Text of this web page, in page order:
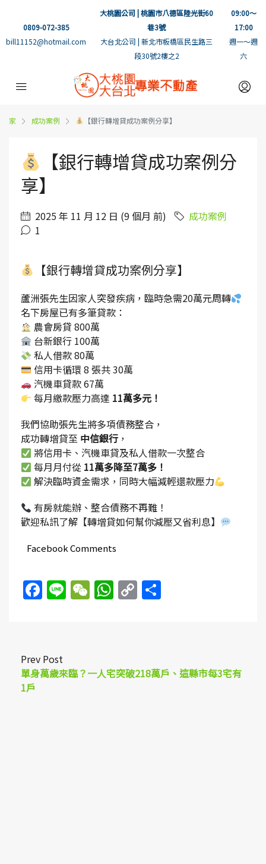
0809-072-385
bill11152@hotmail.com
大桃園公司 | 桃園市八德區陸光街60
巷3號
大台北公司 | 新北市板橋區民生路三
段30號2樓之2
09:00～
17:00
週一～週
六
家 成功案例 【銀行轉增貸成功案例分享】
【銀行轉增貸成功案例分
享】
2025 年 11 月 12 日 (9 個月 前)
成功案例
1
【銀行轉增貸成功案例分享】
蘆洲張先生因家人突發疾病，臨時急需20萬元周轉
名下房屋已有多筆貸款：
農會房貸 800萬
台新銀行 100萬
私人借款 80萬
信用卡循環 8 張共 30萬
汽機車貸款 67萬
每月繳款壓力高達 11萬多元！
我們協助張先生將多項債務整合，
成功轉增貸至 中信銀行 ，
將信用卡、汽機車貸及私人借款一次整合
每月月付從 11萬多降至7萬多！
解決臨時資金需求，同時大幅減輕還款壓力
有房就能辦、整合債務不再難！
歡迎私訊了解【轉增貸如何幫你減壓又省利息】
Facebook Comments
Facebook
LineWeChat
WhatsApp
Copy
Link
Prev Post
單身萬歲來臨？一人宅突破218萬戶、這縣市每3宅有
1戶